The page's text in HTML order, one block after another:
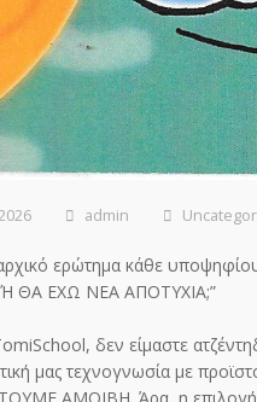
admin
ερώτημα κάθε
ΘΑ ΕΧΩ ΝΕΑ ΑΠΟΤΥΧΙΑ;”
δεν είμαστε
μας τεχνογνωσία με